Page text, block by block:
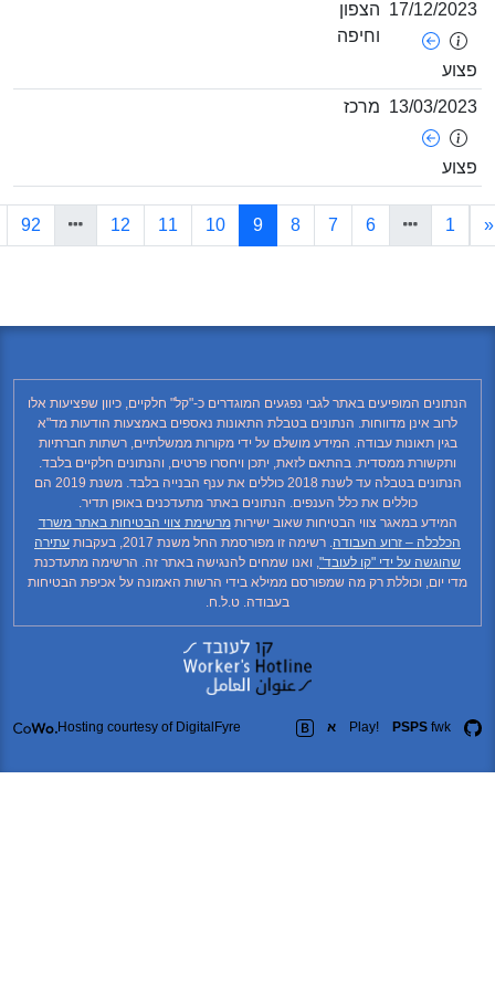
17/12/ הצפון
וחיפה
13/03/ מרכז
1
6
7
8
9
10
11
12
92
»
המופיעים באתר לגבי נפגעים המוגדרים כ-"קל" חלקיים, כיוון שפציעות אלו
לרוב אינן מדווחות. הנתונים בטבלת התאונות נאספים באמצעות הודעות מד"א
בגין תאונות עבודה. המידע מושלם על ידי מקורות ממשלתיים, רשתות חברתיות
ותקשורת ממסדית. בהתאם לזאת, יתכן ויחסרו פרטים, והנתונים חלקיים בלבד.
הנתונים בטבלה עד לשנת 2018 כוללים את ענף הבנייה בלבד. משנת 2019 הם
כוללים את כלל הענפים. הנתונים באתר מתעדכנים באופן תדיר.
המידע במאגר צווי הבטיחות שאוב ישירותמרשימת צווי הבטיחות באתר משרד
הכלכלה – זרוע העבודה. רשימה זו מפורסמת החל משנת 2017, בעקבות
עתירה
שהוגשה על ידי "קו לעובד", ואנו שמחים להנגישה באתר זה. הרשימה מתעדכנת
יום, וכוללת רק מה שמפורסם ממילא בידי הרשות האמונה על אכיפת הבטיחות
בעבודה. ט.ל.ח.
Hosting courtesy of DigitalFyre א Play! PSPS fwk